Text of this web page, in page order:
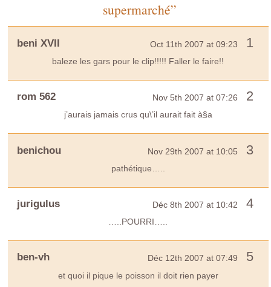
supermarché”
beni XVII Oct 11th 2007 at 09:23 1
baleze les gars pour le clip!!!!! Faller le faire!!
rom 562 Nov 5th 2007 at 07:26 2
j’aurais jamais crus qu\’il aurait fait à§a
benichou Nov 29th 2007 at 10:05 3
pathétique…..
jurigulus Déc 8th 2007 at 10:42 4
…..POURRI…..
ben-vh Déc 12th 2007 at 07:49 5
et quoi il pique le poisson il doit rien payer